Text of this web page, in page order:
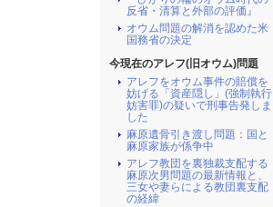
反省・清算と外部の評価』
オウム問題の解消を認めた米
国務省の決定
今現在のアレフ(旧オウム)問題
アレフをオウム事件の賠償を
妨げる「資産隠し」(強制執行
妨害罪)の疑いで刑事告発しま
した
麻原遺骨引き渡し問題：国と
麻原家族が係争中
アレフ教団を裏独裁支配する
麻原次男問題の最新情報と、
三女や妻らによる教団裏支配
の経緯